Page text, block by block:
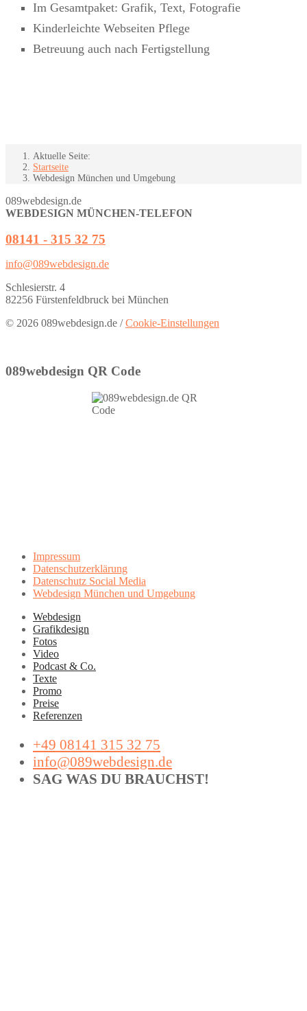
Im Gesamtpaket: Grafik, Text, Fotografie
Kinderleichte Webseiten Pflege
Betreuung auch nach Fertigstellung
Aktuelle Seite:
Startseite
Webdesign München und Umgebung
089webdesign.de
WEBDESIGN MÜNCHEN-TELEFON
08141 - 315 32 75
info@089webdesign.de
Schlesierstr. 4
82256 Fürstenfeldbruck bei München
© 2026 089webdesign.de /Cookie-Einstellungen
089webdesign QR Code
Impressum
Datenschutzerklärung
Datenschutz Social Media
Webdesign München und Umgebung
Webdesign
Grafikdesign
Fotos
Video
Podcast & Co.
Texte
Promo
Preise
Referenzen
+49 08141 315 32 75
info@089webdesign.de
SAG WAS DU BRAUCHST!